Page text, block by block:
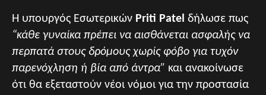
Η υπουργός Εσωτερικών Priti Patel δήλωσε πως
“κάθε γυναίκα πρέπει να αισθάνεται ασφαλής να
περπατά στους δρόμους χωρίς φόβο για τυχόν
παρενόχληση ή βία από άντρα” και ανακοίνωσε
ότι θα εξεταστούν νέοι νόμοι για την προστασία